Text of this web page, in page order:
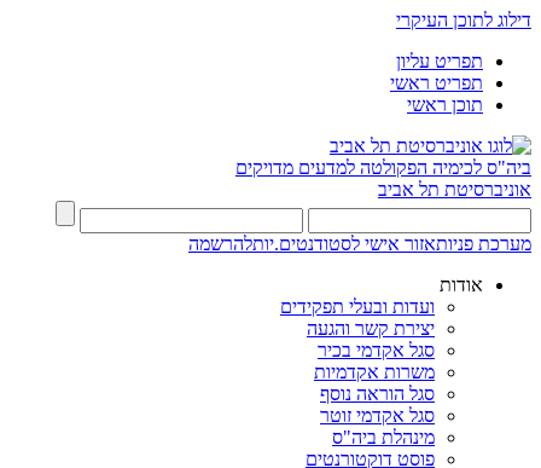
דילוג לתוכן העיקרי
תפריט עליון
תפריט ראשי
תוכן ראשי
ביה"ס לכימיה הפקולטה למדעים מדויקים
אוניברסיטת תל אביב
מערכת פניותאזור אישי לסטודנטים.יותלהרשמה
אודות
ועדות ובעלי תפקידים
יצירת קשר והגעה
סגל אקדמי בכיר
משרות אקדמיות
סגל הוראה נוסף
סגל אקדמי זוטר
מינהלת ביה"ס
פוסט דוקטורנטים